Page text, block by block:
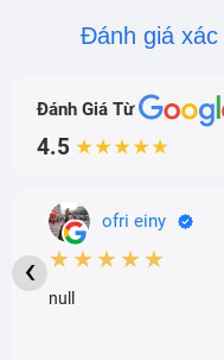
Đánh giá
Đánh Giá Từ
4.5 ★★★★★
ofri einy
★★★★★
null
‹